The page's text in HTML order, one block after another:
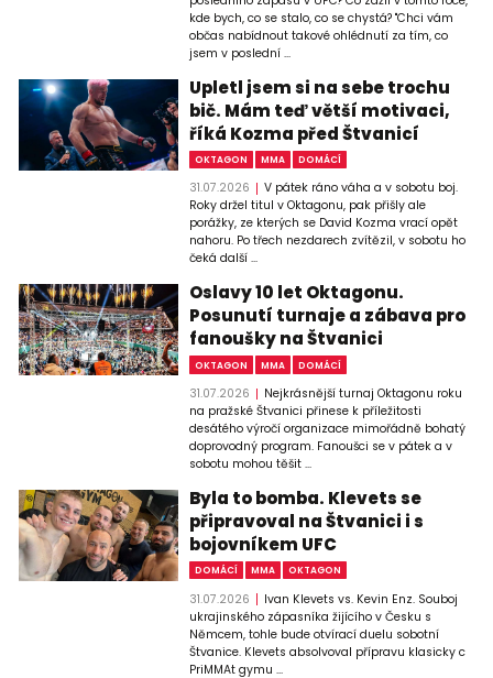
kde bych, co se stalo, co se chystá? "Chci vám
občas nabídnout takové ohlédnutí za tím, co
jsem v poslední ...
Upletl jsem si na sebe trochu
bič. Mám teď větší motivaci,
říká Kozma před Štvanicí
OKTAGON MMA DOMÁCÍ
31.07.2026
V pátek ráno váha a v sobotu boj.
Roky držel titul v Oktagonu, pak přišly ale
porážky, ze kterých se David Kozma vrací opět
nahoru. Po třech nezdarech zvítězil, v sobotu ho
čeká další ...
Oslavy 10 let Oktagonu.
Posunutí turnaje a zábava pro
fanoušky na Štvanici
OKTAGON MMA DOMÁCÍ
31.07.2026
Nejkrásnější turnaj Oktagonu roku
na pražské Štvanici přinese k příležitosti
desátého výročí organizace mimořádně bohatý
doprovodný program. Fanoušci se v pátek a v
sobotu mohou těšit ...
Byla to bomba. Klevets se
připravoval na Štvanici i s
bojovníkem UFC
DOMÁCÍ MMA OKTAGON
31.07.2026
Ivan Klevets vs. Kevin Enz. Souboj
ukrajinského zápasníka žijícího v Česku s
Němcem, tohle bude otvírací duelu sobotní
Štvanice. Klevets absolvoval přípravu klasicky c
PriMMAt gymu ...